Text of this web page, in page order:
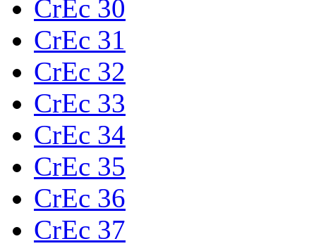
CrEc 30
CrEc 31
CrEc 32
CrEc 33
CrEc 34
CrEc 35
CrEc 36
CrEc 37